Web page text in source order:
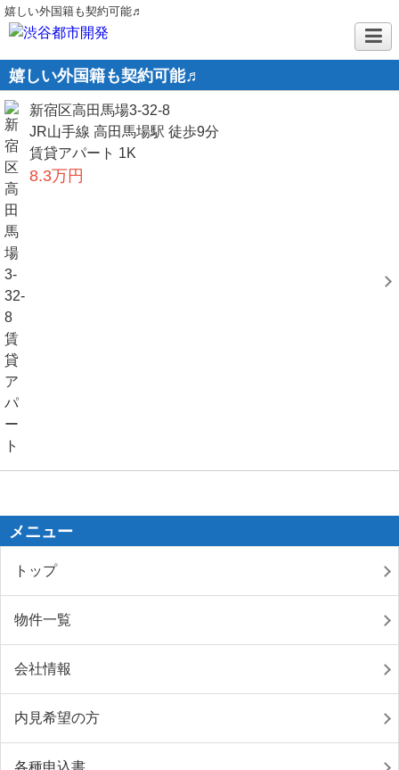
嬉しい外国籍も契約可能♬
嬉しい外国籍も契約可能♬
新宿区高田馬場3-32-8
JR山手線 高田馬場駅 徒歩9分
賃貸アパート 1K
8.3万円
メニュー
トップ
物件一覧
会社情報
内見希望の方
各種申込書